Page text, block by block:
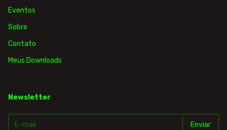
Eventos
Sobre
Contato
Meus Downloads
Newsletter